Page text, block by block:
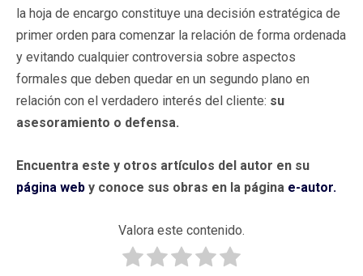
la hoja de encargo constituye una decisión estratégica de
primer orden para comenzar la relación de forma ordenada
y evitando cualquier controversia sobre aspectos
formales que deben quedar en un segundo plano en
relación con el verdadero interés del cliente: su
asesoramiento o defensa.
Encuentra este y otros artículos del autor en su
página web y conoce sus obras en la página e-autor.
Valora este contenido.